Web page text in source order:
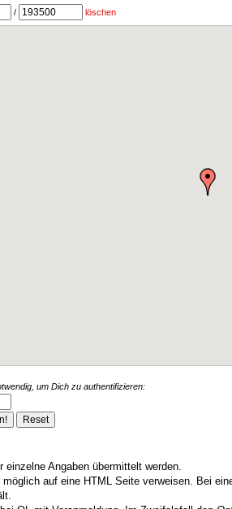
/ löschen
um Dich zu authentifizieren:
einzelne Angaben übermittelt werden.
auf eine HTML Seite verweisen. Bei